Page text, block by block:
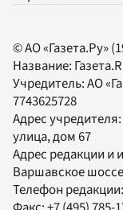
© АО «Газета.Ру»
Название:
Учредитель:АО
7743625728
Адрес
улица, дом 67
Адрес редакции и
Варшавское
Телефон редакции: